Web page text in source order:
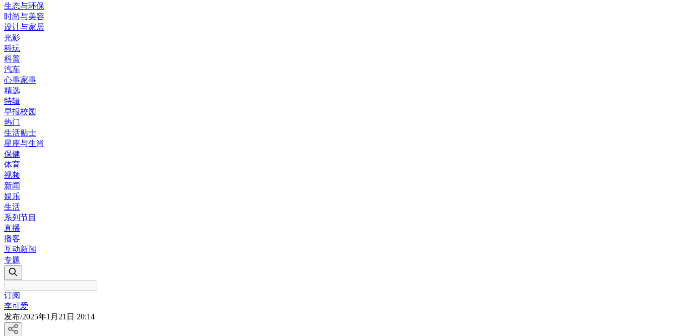
生态与环保
时尚与美容
设计与家居
光影
科玩
科普
汽车
心事家事
精选
特辑
早报校园
热门
生活贴士
星座与生肖
保健
体育
视频
新闻
娱乐
生活
系列节目
直播
播客
互动新闻
专题
订阅
李可爱
发布/2025年1月21日 20:14